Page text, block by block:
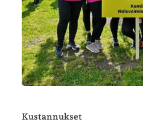
Kustannukset